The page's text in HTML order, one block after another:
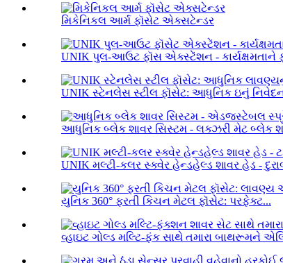
મિકેનિકલ આર્મ ફૉસેટ એક્સટેન્ડર
UNIK પુલ-આઉટ ફૉસ એક્સ્ટેંશન - કાર્યક્ષમતાને
UNIK સ્ટેનલેસ સ્ટીલ ફૉસેટ: આધુનિક ઇનું
આધુનિક બ્લેક શાવર સિસ્ટમ - લક્ઝરી મેટ બ્લેક
UNIK મલ્ટી-કલર સ્ક્વેર હેન્ડહેલ્ડ શાવર હેડ -
યુનિક 360° ફરતી કિચન મેટલ ફૉસેટ: પરફેક્ટ...
વ્હાઇટ ગોલ્ડ મલ્ટિ-ફંક સાથે તમારા બાથરૂમને